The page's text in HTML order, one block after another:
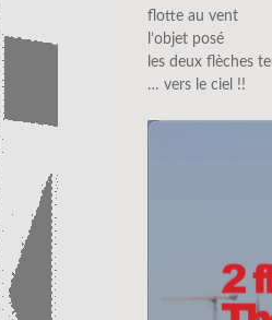
flotte au vent
l’objet posé
les deux flèches
… vers le ciel !!